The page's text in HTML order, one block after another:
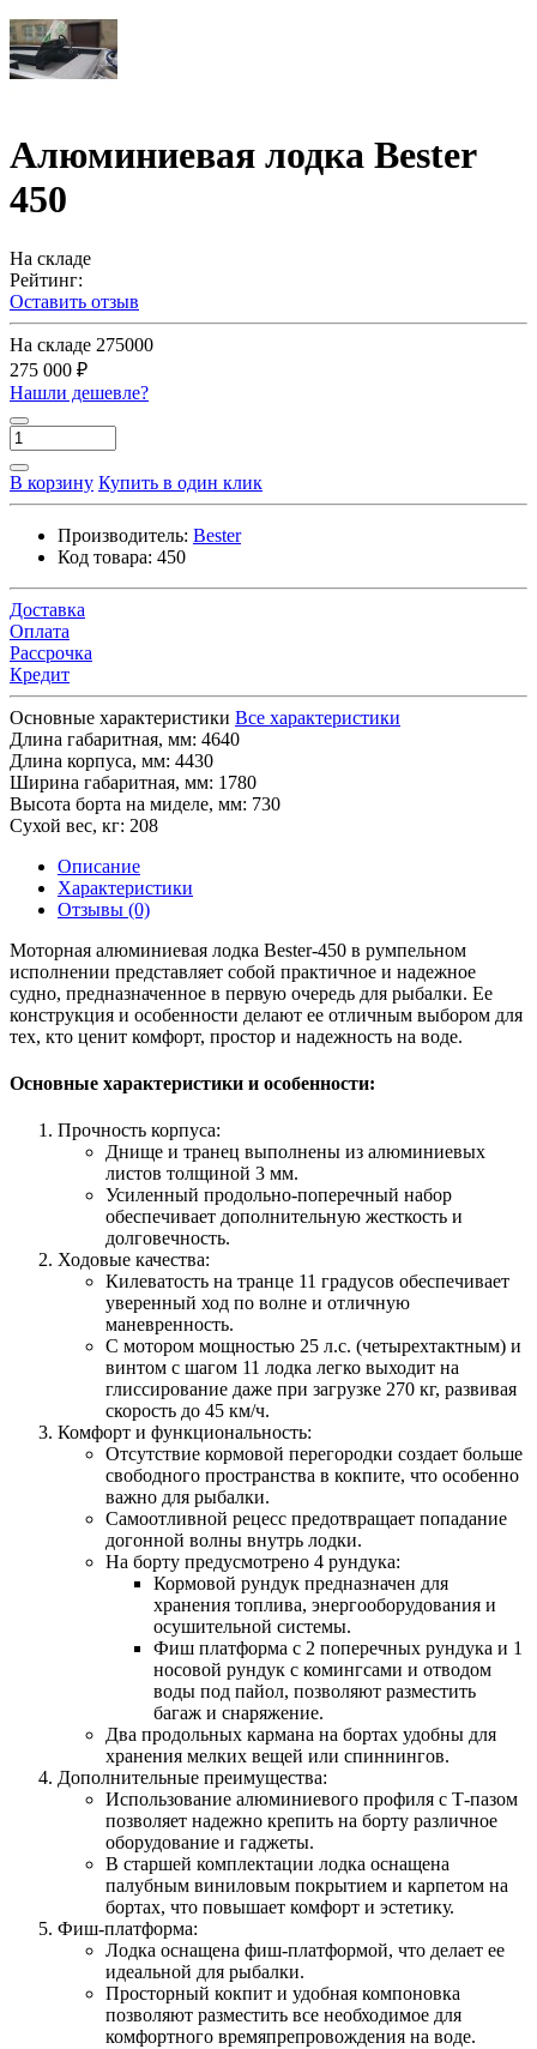
Алюминиевая лодка Bester
450
На складе
Рейтинг:
Оставить отзыв
На складе 275000
275 000 ₽
Нашли дешевле?
В корзину Купить в один клик
Производитель: Bester
Код товара: 450
Доставка
Оплата
Рассрочка
Кредит
Основные характеристики Все характеристики
Длина габаритная, мм: 4640
Длина корпуса, мм: 4430
Ширина габаритная, мм: 1780
Высота борта на миделе, мм: 730
Сухой вес, кг: 208
Описание
Характеристики
Отзывы (0)
Моторная алюминиевая лодка Bester-450 в румпельном
исполнении представляет собой практичное и надежное
судно, предназначенное в первую очередь для рыбалки. Ее
конструкция и особенности делают ее отличным выбором для
тех, кто ценит комфорт, простор и надежность на воде.
Основные характеристики и особенности:
Прочность корпуса:
Днище и транец выполнены из алюминиевых
листов толщиной 3 мм.
Усиленный продольно-поперечный набор
обеспечивает дополнительную жесткость и
долговечность.
Ходовые качества:
Килеватость на транце 11 градусов обеспечивает
уверенный ход по волне и отличную
маневренность.
С мотором мощностью 25 л.с. (четырехтактным) и
винтом с шагом 11 лодка легко выходит на
глиссирование даже при загрузке 270 кг, развивая
скорость до 45 км/ч.
Комфорт и функциональность:
Отсутствие кормовой перегородки создает больше
свободного пространства в кокпите, что особенно
важно для рыбалки.
Самоотливной рецесс предотвращает попадание
догонной волны внутрь лодки.
На борту предусмотрено 4 рундука:
Кормовой рундук предназначен для
хранения топлива, энергооборудования и
осушительной системы.
Фиш платформа с 2 поперечных рундука и 1
носовой рундук с комингсами и отводом
воды под пайол, позволяют разместить
багаж и снаряжение.
Два продольных кармана на бортах удобны для
хранения мелких вещей или спиннингов.
Дополнительные преимущества:
Использование алюминиевого профиля с Т-пазом
позволяет надежно крепить на борту различное
оборудование и гаджеты.
В старшей комплектации лодка оснащена
палубным виниловым покрытием и карпетом на
бортах, что повышает комфорт и эстетику.
Фиш-платформа:
Лодка оснащена фиш-платформой, что делает ее
идеальной для рыбалки.
Просторный кокпит и удобная компоновка
позволяют разместить все необходимое для
комфортного времяпрепровождения на воде.